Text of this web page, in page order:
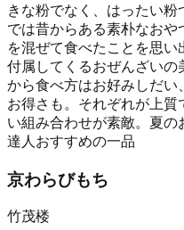
きな粉でなく、はったい
では昔からある素朴なお
を混ぜて食べたことを思い
付属してくるおぜんざいの
から食べ方はお好みしだい
お得さも。それぞれが上
い組み合わせが素敵。夏の
達人おすすめの一品
京わらびもち
竹茂楼